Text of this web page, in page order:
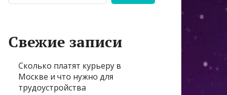
Свежие записи
Сколько платят курьеру в
Москве и что нужно для
трудоустройства